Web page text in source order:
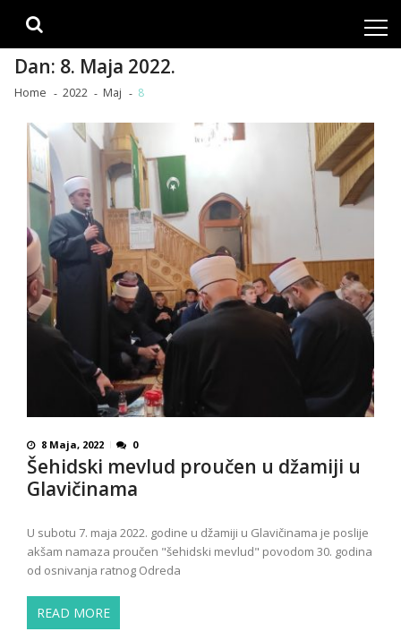
Dan: 8. Maja 2022.
Home 2022 Maj 8
8 Maja, 2022 0
Šehidski mevlud proučen u džamiji u
Glavičinama
U subotu 7. maja 2022. godine u džamiji u Glavičinama je poslije
akšam namaza proučen "šehidski mevlud" povodom 30. godina
od osnivanja ratnog Odreda
READ MORE